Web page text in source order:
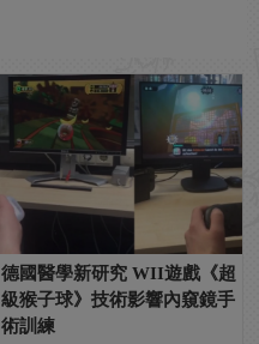
德國醫學新研究 WII遊戲《超
級猴子球》技術影響內窺鏡手
術訓練